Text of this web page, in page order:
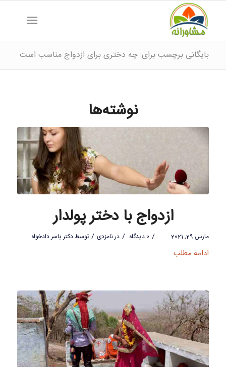
بایگانی برچسب برای: چه دختری برای ازدواج مناسب است
نوشته‌ها
ازدواج با دختر پولدار
مارس 29, 2021 / 0 دیدگاه / درنامزدی / توسطدکتر یاسر دادخواه
ادامه مطلب